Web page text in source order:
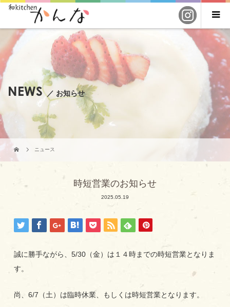
NEWS／ お知らせ
ニュース
時短営業のお知らせ
2025.05.19
誠に勝手ながら、5/30（金）は１４時までの時短営業となりま
す。
尚、6/7（土）は臨時休業、もしくは時短営業となります。